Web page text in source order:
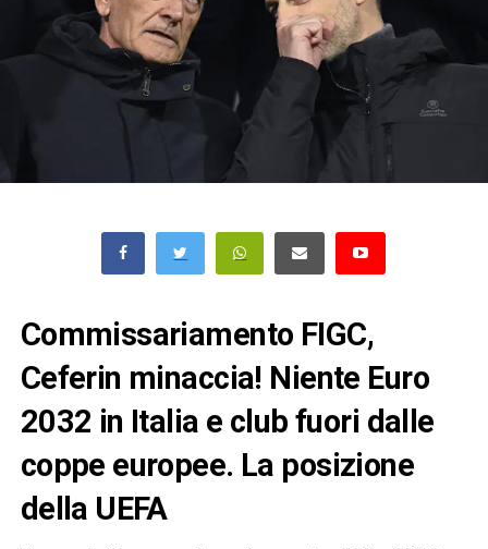
Commissariamento FIGC,
Ceferin minaccia! Niente Euro
2032 in Italia e club fuori dalle
coppe europee. La posizione
della UEFA